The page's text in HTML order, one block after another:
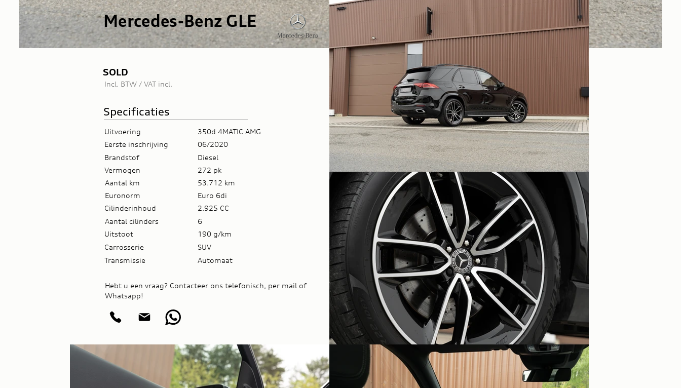
Mercedes-Benz GLE
SOLD
Incl. BTW / VAT incl.
Specificaties
Uitvoering
Eerste inschrijving
Brandstof
Vermogen
Aantal km
Euronorm
Cilinderinhoud
Aantal cilinders
Uitstoot
Carrosserie
Transmissie
350d 4MATIC AMG
06/2020
Diesel
272 pk
53.712 km
Euro 6di
2.925 CC
6
190 g/km
SUV
Automaat
Hebt u een vraag? Contacteer ons telefonisch, per mail of
Whatsapp!